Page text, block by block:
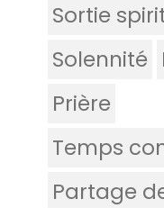
Sortie
Solennité
Prière
Temps
Partage